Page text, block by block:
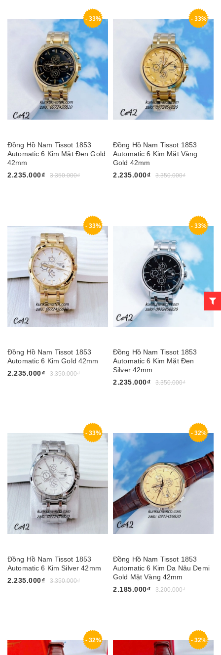
- 33%
Đồng Hồ Nam Tissot 1853
Automatic 6 Kim Mặt Đen Gold
42mm
2.235.000₫
3.350.000₫
- 33%
Đồng Hồ Nam Tissot 1853
Automatic 6 Kim Mặt Vàng
Gold 42mm
2.235.000₫
3.350.000₫
- 33%
Đồng Hồ Nam Tissot 1853
Automatic 6 Kim Gold 42mm
2.235.000₫
3.350.000₫
- 33%
Đồng Hồ Nam Tissot 1853
Automatic 6 Kim Mặt Đen
Silver 42mm
2.235.000₫
3.350.000₫
- 33%
Đồng Hồ Nam Tissot 1853
Automatic 6 Kim Silver 42mm
2.235.000₫
3.350.000₫
- 32%
Đồng Hồ Nam Tissot 1853
Automatic 6 Kim Da Nâu Demi
Gold Mặt Vàng 42mm
2.185.000₫
3.200.000₫
- 32% - 32%